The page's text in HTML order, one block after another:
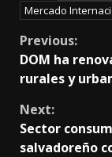
Mercado
Continue
Reading
Previous:
DOM ha
rurales y
Next:
Sector
salvadoreño